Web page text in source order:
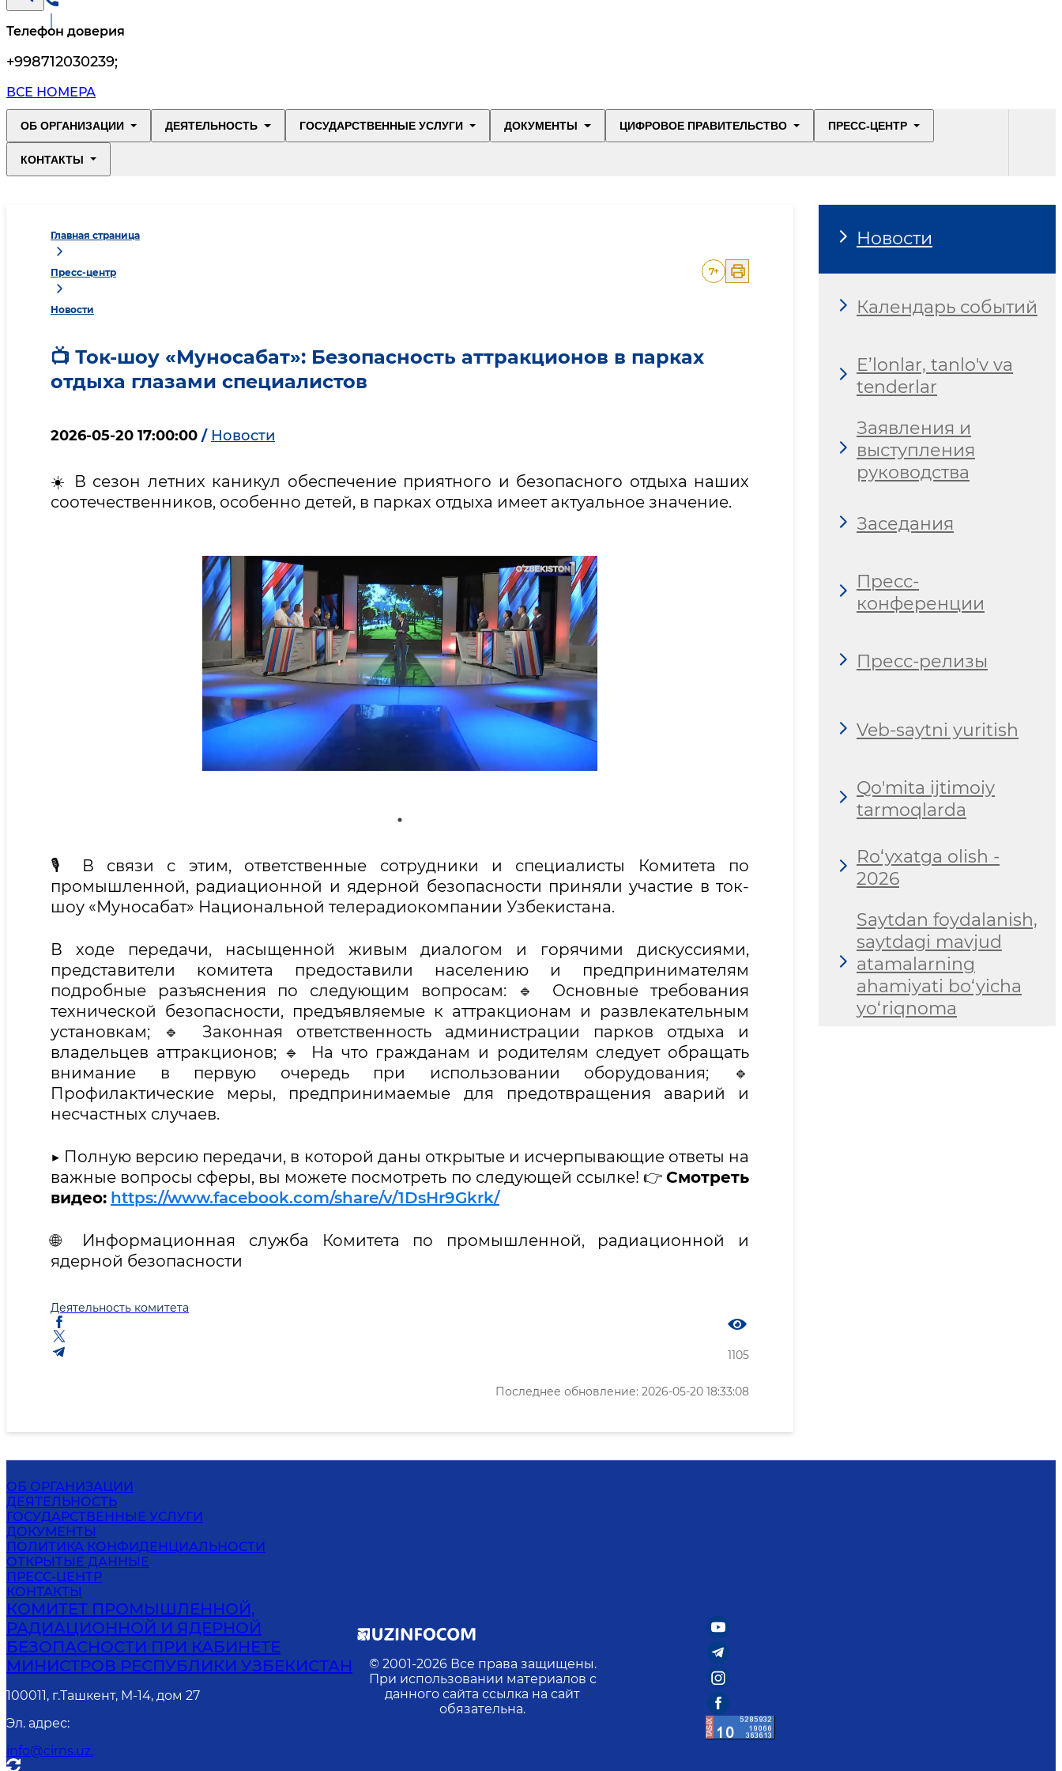
Телефон доверия
+998712030239;
ВСЕ НОМЕРА
ОБ ОРГАНИЗАЦИИ ДЕЯТЕЛЬНОСТЬ ГОСУДАРСТВЕННЫЕ УСЛУГИ ДОКУМЕНТЫ ЦИФРОВОЕ ПРАВИТЕЛЬСТВО ПРЕСС-ЦЕНТР
КОНТАКТЫ
Главная страница
Пресс-центр
Новости
7+
📺 Ток-шоу «Муносабат»: Безопасность аттракционов в парках
отдыха глазами специалистов
2026-05-20 17:00:00 / Новости
☀️ В сезон летних каникул обеспечение приятного и безопасного отдыха наших
соотечественников, особенно детей, в парках отдыха имеет актуальное значение.
🎙 В связи с этим, ответственные сотрудники и специалисты Комитета по
промышленной, радиационной и ядерной безопасности приняли участие в ток-
шоу «Муносабат» Национальной телерадиокомпании Узбекистана.
В ходе передачи, насыщенной живым диалогом и горячими дискуссиями,
представители комитета предоставили населению и предпринимателям
подробные разъяснения по следующим вопросам: 🔹 Основные требования
технической безопасности, предъявляемые к аттракционам и развлекательным
установкам; 🔹 Законная ответственность администрации парков отдыха и
владельцев аттракционов; 🔹 На что гражданам и родителям следует обращать
внимание в первую очередь при использовании оборудования; 🔹
Профилактические меры, предпринимаемые для предотвращения аварий и
несчастных случаев.
▶️ Полную версию передачи, в которой даны открытые и исчерпывающие ответы на
важные вопросы сферы, вы можете посмотреть по следующей ссылке! 👉 Смотреть
видео: https://www.facebook.com/share/v/1DsHr9Gkrk/
🌐 Информационная служба Комитета по промышленной, радиационной и
ядерной безопасности
Деятельность комитета
1105
Последнее обновление: 2026-05-20 18:33:08
Новости
Календарь событий
E’lonlar, tanlo'v va
tenderlar
Заявления и
выступления
руководства
Заседания
Пресс-
конференции
Пресс-релизы
Veb-saytni yuritish
Qo'mita ijtimoiy
tarmoqlarda
Ro‘yxatga olish -
2026
Saytdan foydalanish,
saytdagi mavjud
atamalarning
ahamiyati bo‘yicha
yo‘riqnoma
ОБ ОРГАНИЗАЦИИ
ДЕЯТЕЛЬНОСТЬ
ГОСУДАРСТВЕННЫЕ УСЛУГИ
ДОКУМЕНТЫ
ПОЛИТИКА КОНФИДЕНЦИАЛЬНОСТИ
ОТКРЫТЫЕ ДАННЫЕ
ПРЕСС-ЦЕНТР
КОНТАКТЫ
КОМИТЕТ ПРОМЫШЛЕННОЙ,
РАДИАЦИОННОЙ И ЯДЕРНОЙ
БЕЗОПАСНОСТИ ПРИ КАБИНЕТЕ
МИНИСТРОВ РЕСПУБЛИКИ УЗБЕКИСТАН
100011, г.Ташкент, М-14, дом 27
Эл. адрес:
info@cirns.uz.
© 2001-2026 Все права защищены.
При использовании материалов с
данного сайта ссылка на сайт
обязательна.